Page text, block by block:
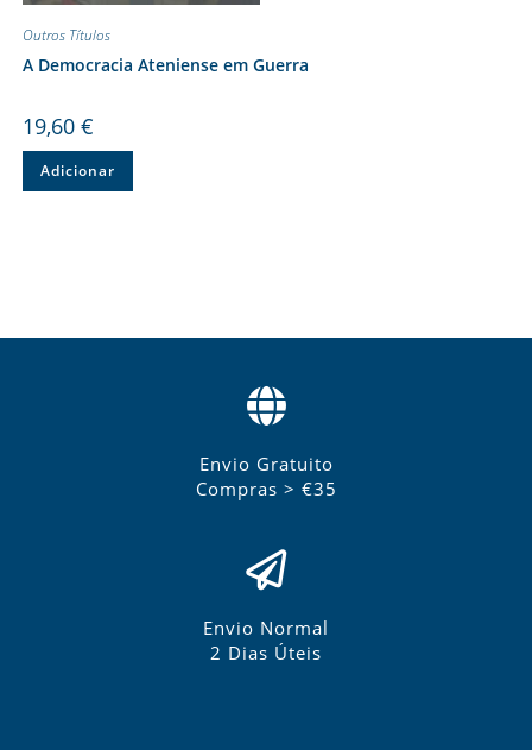
Outros Títulos
A Democracia Ateniense em Guerra
19,60 €
Adicionar
Envio Gratuito
Compras > €35
Envio Normal
2 Dias Úteis